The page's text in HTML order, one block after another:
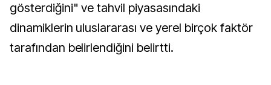
gösterdiğini" ve tahvil piyasasındaki
dinamiklerin uluslararası ve yerel birçok faktör
tarafından belirlendiğini belirtti.